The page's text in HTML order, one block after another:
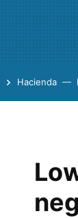
Hacienda